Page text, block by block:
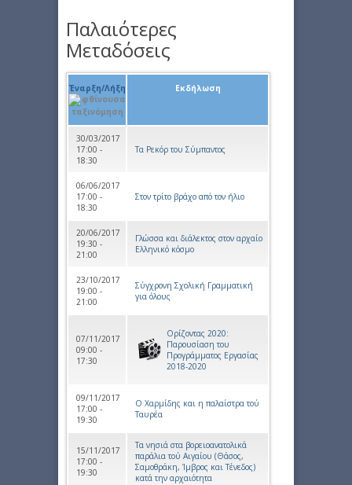
Παλαιότερες
Μεταδόσεις
Έναρξη/Λήξη Εκδήλωση
30/03/2017
17:00 -
18:30
Τα Ρεκόρ του Σύμπαντος
06/06/2017
17:00 -
18:30
Στον τρίτο βράχο από τον ήλιο
20/06/2017
19:30 -
21:00
Γλώσσα και διάλεκτος στον αρχαίο
Ελληνικό κόσμο
23/10/2017
19:00 -
21:00
Σύγχρονη Σχολική Γραµµατική
για όλους
07/11/2017
09:00 -
17:30
Ορίζοντας 2020:
Παρουσίαση του
Προγράμματος Εργασίας
2018-2020
09/11/2017
17:00 -
19:30
Ο Χαρμίδης και η παλαίστρα τού
Ταυρέα
15/11/2017
17:00 -
19:30
Τα νησιά στα βορειοανατολικά
παράλια τού Αιγαίου (Θάσος,
Σαμοθράκη, Ίμβρος και Τένεδος)
κατά την αρχαιότητα